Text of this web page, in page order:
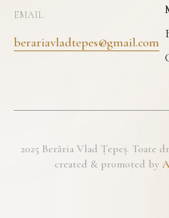
EMAIL
berariavladtepes@gmail.com
2025 Berăria Vlad Țepeș. Toate
created & promoted by